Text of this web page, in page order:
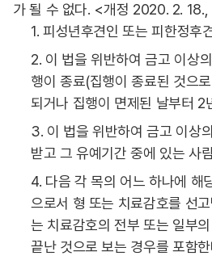
가 될 수 없다. <개정 2020. 2.
1. 피성년후견인 또는 피한정후
2. 이 법을 위반하여 금고 이상
행이 종료(집행이 종료된 것으
되거나 집행이 면제된 날부터 2
3. 이 법을 위반하여 금고 이상
받고 그 유예기간 중에 있는 사
4. 다음 각 목의 어느 하나에 해
으로서 형 또는 치료감호를 선
는 치료감호의 전부 또는 일부
끝난 것으로 보는 경우를 포함